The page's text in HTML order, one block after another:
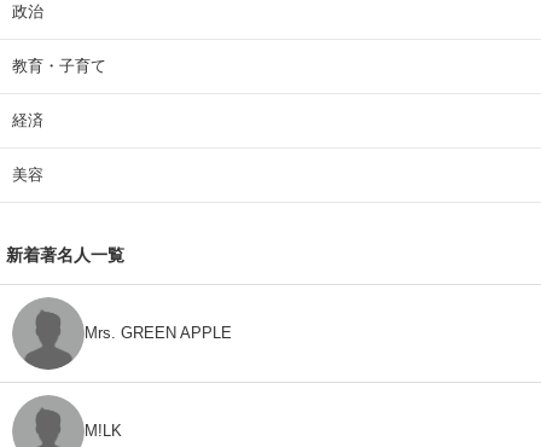
政治
教育・子育て
経済
美容
新着著名人一覧
Mrs. GREEN APPLE
M!LK